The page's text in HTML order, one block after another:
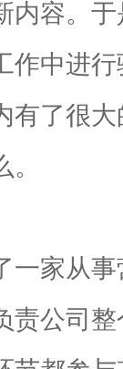
内容。
作中进
有了很
家从事
责公司